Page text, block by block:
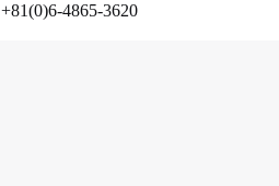
+81(0)6-4865-3620